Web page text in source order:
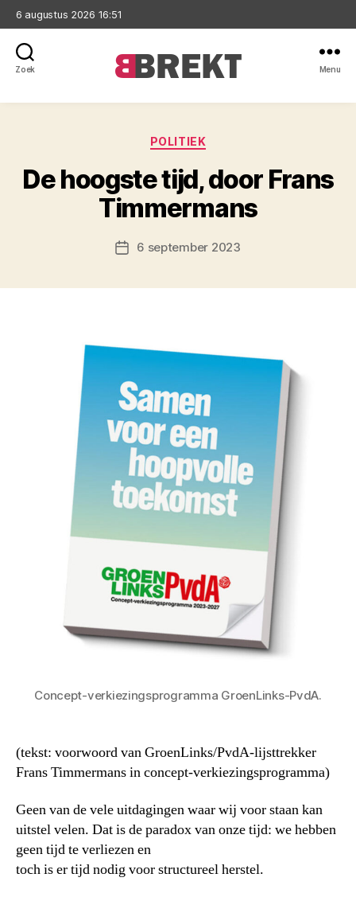
6 augustus 2026 16:51
Zoek Menu
Categorieën
POLITIEK
De hoogste tijd, door Frans
Timmermans
Berichtdatum
6 september 2023
Concept-verkiezingsprogramma GroenLinks-PvdA.
(tekst: voorwoord van GroenLinks/PvdA-lijsttrekker
Frans Timmermans in concept-verkiezingsprogramma)
Geen van de vele uitdagingen waar wij voor staan kan
uitstel velen. Dat is de paradox van onze tijd: we hebben
geen tijd te verliezen en
toch is er tijd nodig voor structureel herstel.